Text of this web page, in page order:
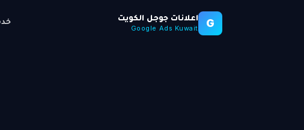
G
اعلانات جوجل الكويت
Google Ads Kuwait